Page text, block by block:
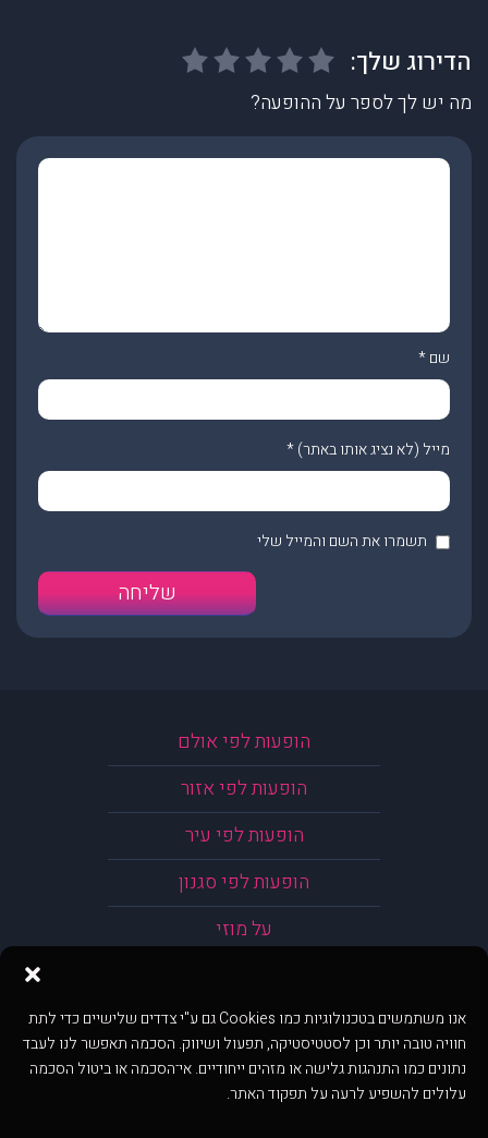
אנו משתמשים בטכנולוגיות כמו Cookies גם ע"י צדדים שלישיים כדי לתת
חוויה טובה יותר וכן לסטטיסטיקה, תפעול ושיווק. הסכמה תאפשר לנו לעבד
נתונים כמו התנהגות גלישה או מזהים ייחודיים. אי־הסכמה או ביטול הסכמה
עלולים להשפיע לרעה על תפקוד האתר.
מה יש לך לספר על ההופעה?
שם*
מייל (לא נציג אותו באתר)*
תשמרו את השם והמייל שלי
הופעות לפי אולם
הופעות לפי אזור
הופעות לפי עיר
הופעות לפי סגנון
על מוזי